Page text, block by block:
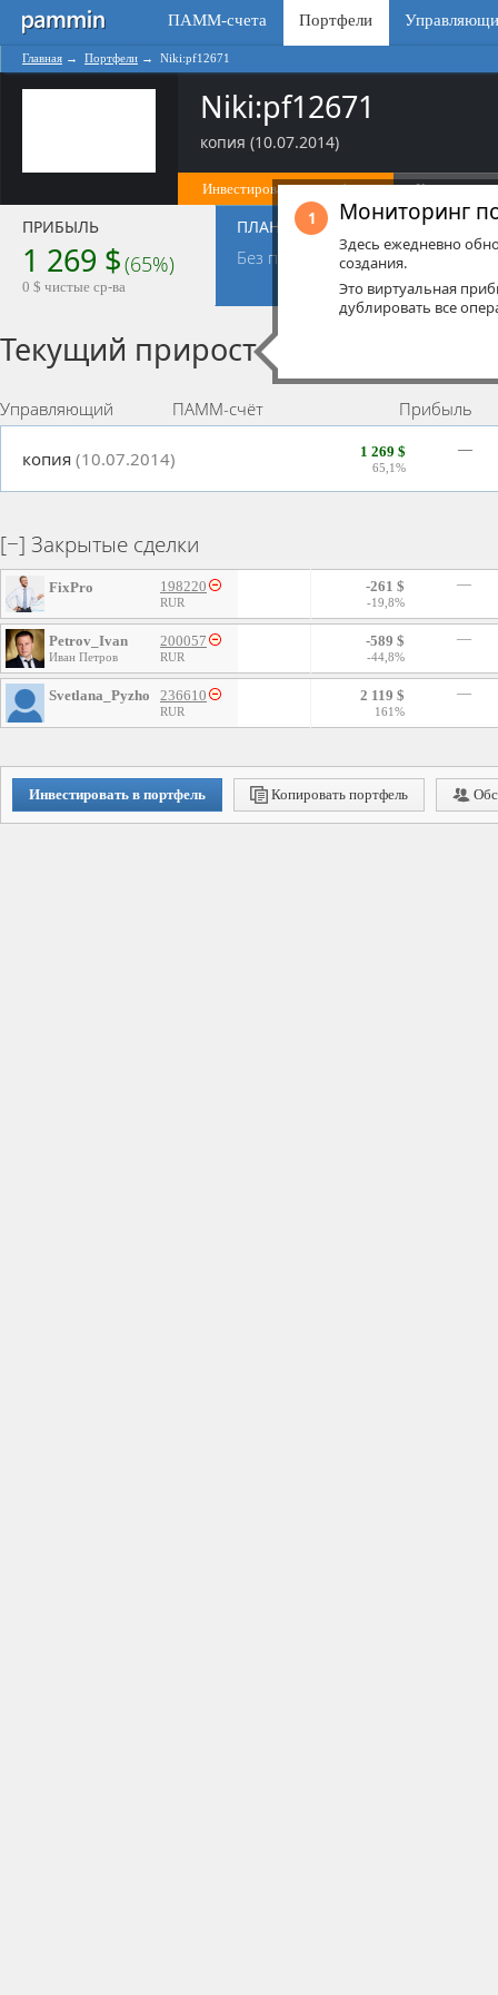
ПАММ-счета Портфели
Главная → Портфели → Niki:pf12671
Niki:pf12671
копия (10.07.2014)
Инвестировать в портфель Копировать
ПРИБЫЛЬ
1 269 $(65%)
0 $ чистые ср-ва
ПЛАН
Без плана 176
0
Текущий прирост
Управляющий ПАММ-счёт Прибыль
копия (10.07.2014) 1 269 $
65,1%
—
Закрытые сделки
FixPro 198220
RUR
-261 $
-19,8%
—
Petrov_Ivan
Иван Петров
200057
RUR
-589 $
-44,8%
—
Svetlana_Pyzhova236610
RUR
2 119 $
161%
—
Инвестировать в портфель Копировать портфель
1 Мониторинг
Здесь ежедневно
создания.
Это виртуальная
дублировать все